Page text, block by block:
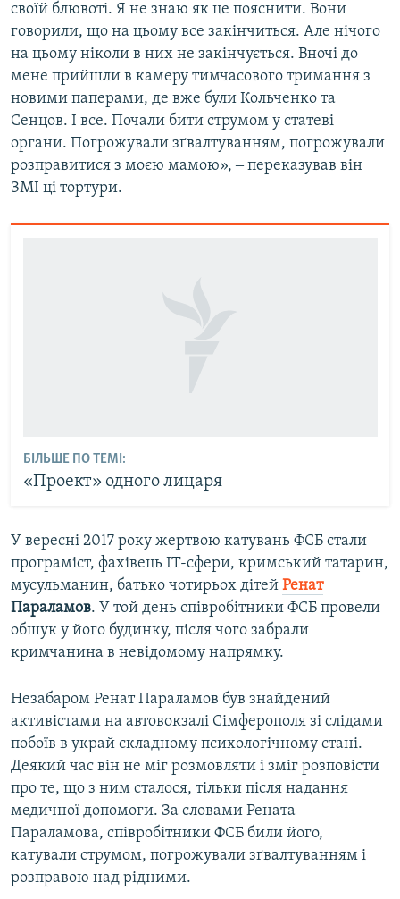
своїй блювоті. Я не знаю як це пояснити. Вони
говорили, що на цьому все закінчиться. Але нічого
на цьому ніколи в них не закінчується. Вночі до
мене прийшли в камеру тимчасового тримання з
новими паперами, де вже були Кольченко та
Сенцов. І все. Почали бити струмом у статеві
органи. Погрожували зґвалтуванням, погрожували
розправитися з моєю мамою», ‒ переказував він
ЗМІ ці тортури.
БІЛЬШЕ ПО ТЕМІ:
«Проект» одного лицаря
У вересні 2017 року жертвою катувань ФСБ стали
програміст, фахівець IT-сфери, кримський татарин,
мусульманин, батько чотирьох дітей Ренат
Параламов. У той день співробітники ФСБ провели
обшук у його будинку, після чого забрали
кримчанина в невідомому напрямку.
Незабаром Ренат Параламов був знайдений
активістами на автовокзалі Сімферополя зі слідами
побоїв в украй складному психологічному стані.
Деякий час він не міг розмовляти і зміг розповісти
про те, що з ним сталося, тільки після надання
медичної допомоги. За словами Рената
Параламова, співробітники ФСБ били його,
катували струмом, погрожували зґвалтуванням і
розправою над рідними.